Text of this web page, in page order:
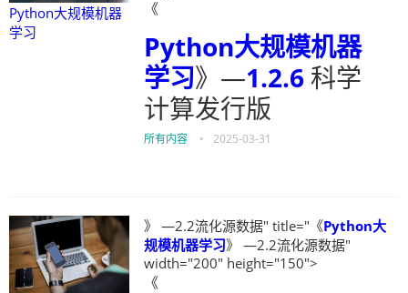
Python大规模机器
学习
《
Python大规模机器
学习》—1.2.6 科学
计算发行版
所有内容 • 2025-03-31
》 —2.2流化源数据" title="《Python大
规模机器学习》 —2.2流化源数据"
width="200" height="150">
《